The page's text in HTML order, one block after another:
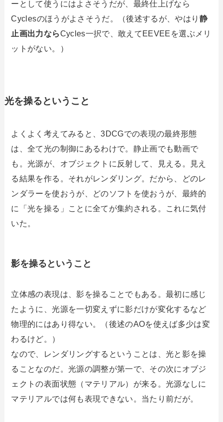
ーとして使うにはよさそうだが、最終仕上げなら
Cyclesのほうがよさそうだ。（後述するが、やはり 静
止画出力ならCycles一択で、敢えてEEVEEを選ぶメリ
ットがない。）
光を操るということ
よくよく考えてみると、3DCGでの表現の最終形態
は、全て光の制御にあるわけで。静止画でも動画で
も。光源が、オブジェクトに反射して、見える。見え
る結果を作る。それがレンダリング。だから、どのレ
ンダラーを使おうが、どのソフトを使おうが、最終的
に「光を操る」ことに全てが集約される。これに気付
いた。
影を操るということ
立体感の表現は、影を操ることでもある。最初に感じ
たように、光源を一切変えずに影だけが変化するなど
物理的にはあり得ない。（後述のAOを使えば多少は変
わるけど。）
なので、レンダリングするということは、光と影を操
ることなのだ。光源の調整が第一で、その次にオブジ
ェクトの表面状態（マテリアル）が来る。光源なしに
マテリアルでは何も表現できない。当たり前だが。